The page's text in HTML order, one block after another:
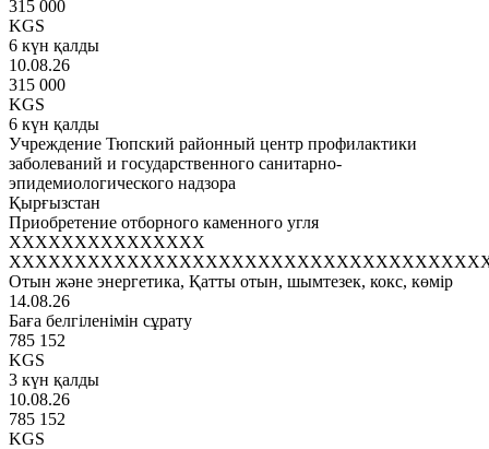
315 000
KGS
6 күн қалды
10.08.26
315 000
KGS
6 күн қалды
Учреждение Тюпский районный центр профилактики
заболеваний и государственного санитарно-
эпидемиологического надзора
Қырғызстан
Приобретение отборного каменного угля
XXXXXXXXXXXXXXX
Отын және энергетика, Қатты отын, шымтезек, кокс, көмір
14.08.26
Баға белгіленімін сұрату
785 152
KGS
3 күн қалды
10.08.26
785 152
KGS